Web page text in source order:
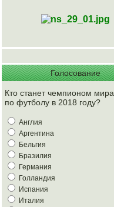
Голосование
Кто станет чемпионом мира
по футболу в 2018 году?
Англия
Аргентина
Бельгия
Бразилия
Германия
Голландия
Испания
Италия